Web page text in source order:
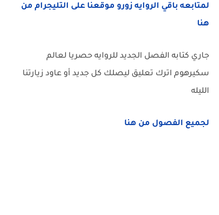
لمتابعه باقي الروايه زورو موقعنا على التليجرام من
هنا
جاري كتابه الفصل الجديد للروايه حصريا لعالم
سكيرهوم اترك تعليق ليصلك كل جديد أو عاود زيارتنا
الليله
لجميع الفصول من هنا